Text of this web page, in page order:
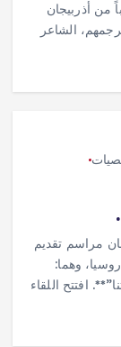
من أذربيجان
الشاعر
مراسم تقديم
وهما:
افتتح اللقاء